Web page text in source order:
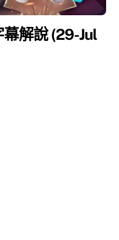
解說 (29-Jul